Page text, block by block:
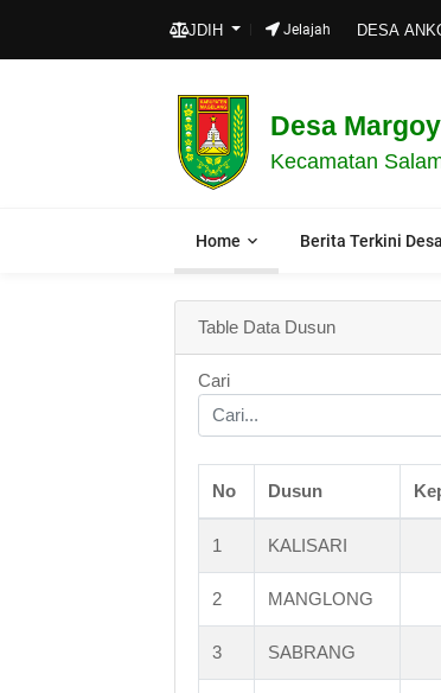
JDIH Jelajah DESA
Desa
Kecamatan
Home Berita Terkini Desa
Table Data Dusun
Cari
No Dusun
1 KALISARI
2 MANGLONG
3 SABRANG